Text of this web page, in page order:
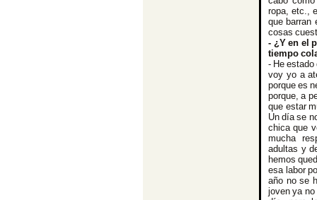
ropa, etc.,
que barran
cosas
- ¿Y en el
tiempo
- He estado
voy yo a
porque es
porque, a
que estar
Un día se
chica que
mucha
adultas y
hemos
esa labor
año no se
joven ya